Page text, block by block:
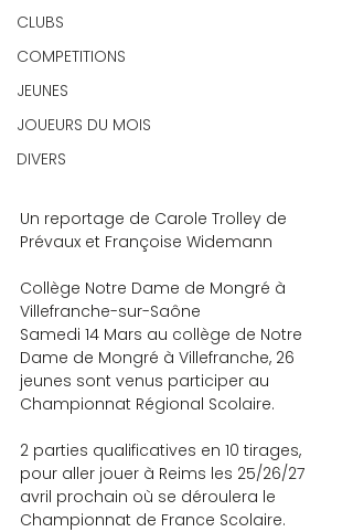
CLUBS
COMPETITIONS
JEUNES
JOUEURS DU MOIS
DIVERS
Un reportage de Carole Trolley de
Prévaux et Françoise Widemann
Collège Notre Dame de Mongré à
Villefranche-sur-Saône
Samedi 14 Mars au collège de Notre
Dame de Mongré à Villefranche, 26
jeunes sont venus participer au
Championnat Régional Scolaire.
2 parties qualificatives en 10 tirages,
pour aller jouer à Reims les 25/26/27
avril prochain où se déroulera le
Championnat de France Scolaire.